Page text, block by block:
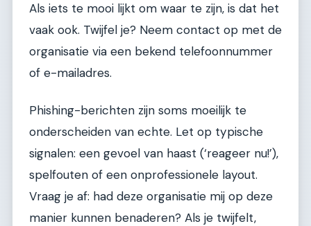
Als iets te mooi lijkt om waar te zijn, is dat het
vaak ook. Twijfel je? Neem contact op met de
organisatie via een bekend telefoonnummer
of e-mailadres.
Phishing-berichten zijn soms moeilijk te
onderscheiden van echte. Let op typische
signalen: een gevoel van haast (‘reageer nu!’),
spelfouten of een onprofessionele layout.
Vraag je af: had deze organisatie mij op deze
manier kunnen benaderen? Als je twijfelt,